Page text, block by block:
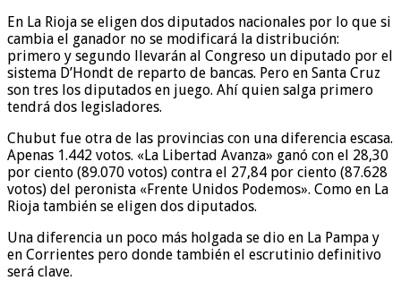
En La Rioja se eligen dos diputados nacionales por lo que si
cambia el ganador no se modificará la distribución:
primero y segundo llevarán al Congreso un diputado por el
sistema D’Hondt de reparto de bancas. Pero en Santa Cruz
son tres los diputados en juego. Ahí quien salga primero
tendrá dos legisladores.
Chubut fue otra de las provincias con una diferencia escasa.
Apenas 1.442 votos. «La Libertad Avanza» ganó con el 28,30
por ciento (89.070 votos) contra el 27,84 por ciento (87.628
votos) del peronista «Frente Unidos Podemos». Como en La
Rioja también se eligen dos diputados.
Una diferencia un poco más holgada se dio en La Pampa y
en Corrientes pero donde también el escrutinio definitivo
será clave.